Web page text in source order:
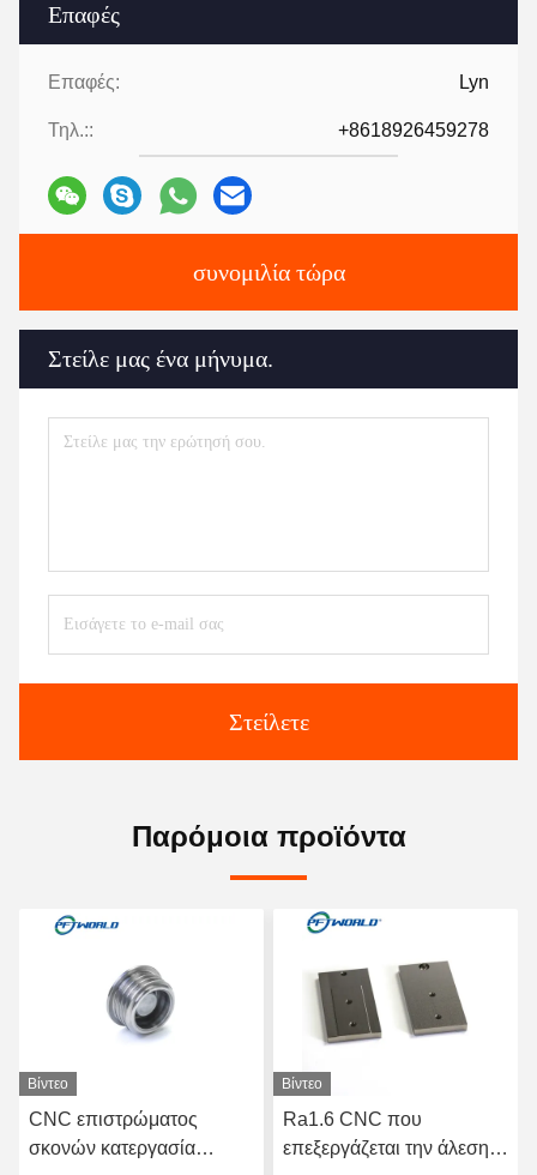
Επαφές
Επαφές: Lyn
Τηλ.:: +8618926459278
συνομιλία τώρα
Στείλε μας ένα μήνυμα.
Στείλετε
Παρόμοια προϊόντα
Βίντεο
Ra1.6 CNC που
επεξεργάζεται την άλεση
Βίντεο
Τεχνικές συνιστώσες για
την ατμοσφαιρική μηχανή